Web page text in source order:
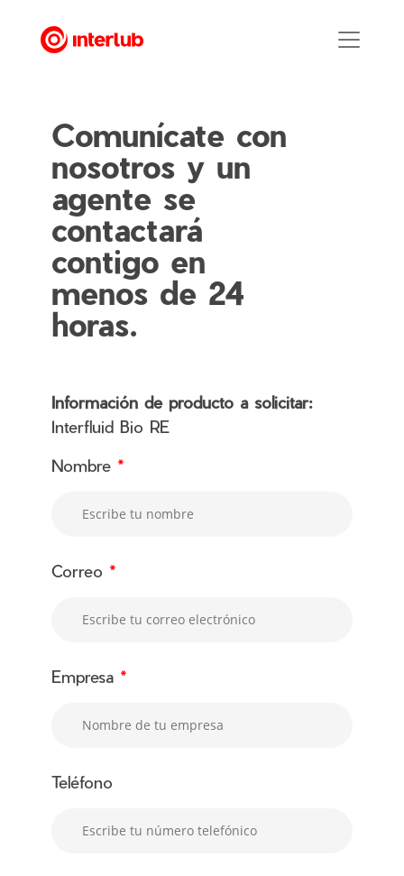
Comunícate con
nosotros y un
agente se
contactará
contigo en
menos de 24
horas.
Información de producto a solicitar:
Interfluid Bio RE
Nombre *
Correo *
Empresa *
Teléfono